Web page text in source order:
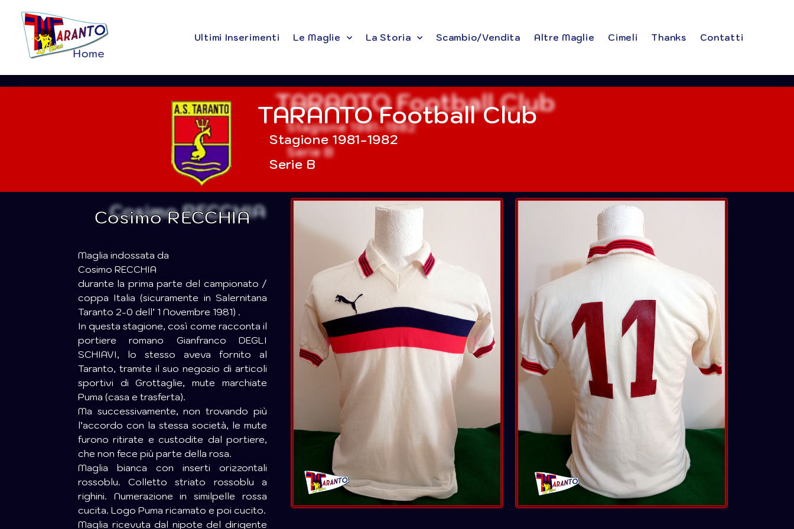
Ultimi Inserimenti Le Maglie La Storia Scambio/Vendita Altre Maglie Cimeli Thanks Contatti
TARANTO Football Club
Stagione 1981-1982
Serie B
Cosimo RECCHIA
Maglia indossata da
Cosimo RECCHIA
durante la prima parte del campionato /
coppa Italia (sicuramente in Salernitana
Taranto 2-0 dell’ 1 Novembre 1981) .
In questa stagione, così come racconta il
portiere romano Gianfranco DEGLI
SCHIAVI, lo stesso aveva fornito al
Taranto, tramite il suo negozio di articoli
sportivi di Grottaglie, mute marchiate
Puma (casa e trasferta).
Ma successivamente, non trovando più
l’accordo con la stessa società, le mute
furono ritirate e custodite dal portiere,
che non fece più parte della rosa.
Maglia bianca con inserti orizzontali
rossoblu. Colletto striato rossoblu a
righini. Numerazione in similpelle rossa
cucita. Logo Puma ricamato e poi cucito.
Maglia ricevuta dal nipote del dirigente